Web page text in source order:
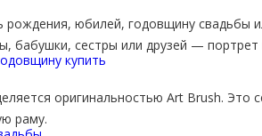
юбилей, годовщину свадьбы
бабушки, сестры или друзей —
оригинальностью Art Brush.
раму.